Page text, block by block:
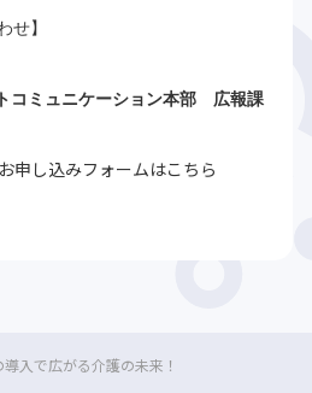
せ】
コミュニケーション本部 広報課
申し込みフォームはこちら
入で広がる介護の未来！